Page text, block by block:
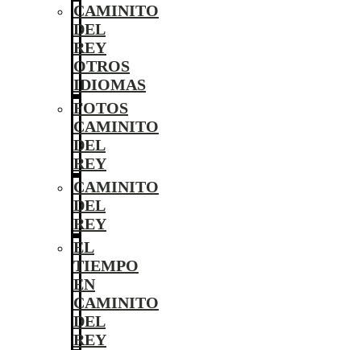
CAMINITO
DEL
REY
OTROS
IDIOMAS
FOTOS
CAMINITO
DEL
REY
CAMINITO
DEL
REY
EL
TIEMPO
EN
CAMINITO
DEL
REY